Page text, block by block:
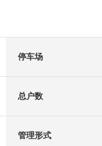
停车场
总户数
管理形式